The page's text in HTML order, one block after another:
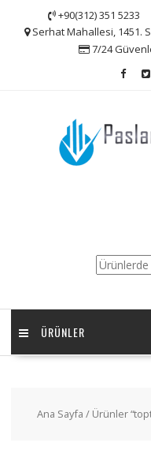
+90(312) 351 5233
Serhat Mahallesi, 1451.
7/24
Ara:
ÜRÜNLER
Ana Sayfa / Ürünler